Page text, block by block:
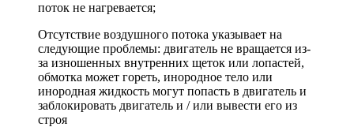
поток не нагревается;
Отсутствие воздушного потока указывает на
следующие проблемы: двигатель не вращается из-
за изношенных внутренних щеток или лопастей,
обмотка может гореть, инородное тело или
инородная жидкость могут попасть в двигатель и
заблокировать двигатель и / или вывести его из
строя